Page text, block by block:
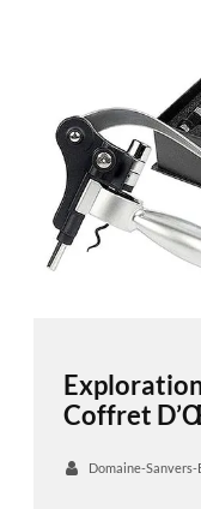
Coffret
Domaine-